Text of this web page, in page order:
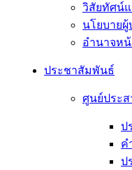
วิสัยทัศน์
นโยบายผู้
อํานาจห
ประชาสัมพันธ์
ศูนย์ประส
ป
ค
ป